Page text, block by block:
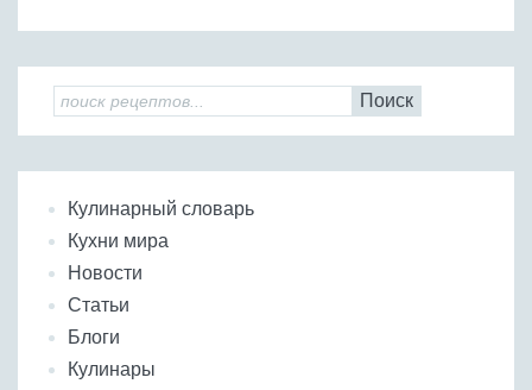
Поиск
Кулинарный словарь
Кухни мира
Новости
Статьи
Блоги
Кулинары